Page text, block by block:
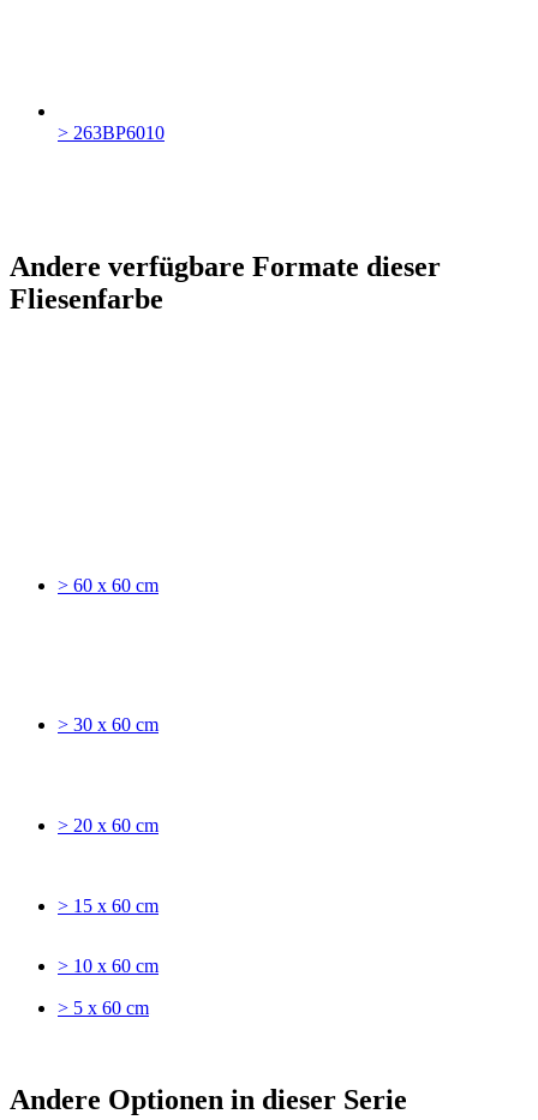
> 263BP6010
Andere verfügbare Formate dieser
Fliesenfarbe
> 60 x 60 cm
> 30 x 60 cm
> 20 x 60 cm
> 15 x 60 cm
> 10 x 60 cm
> 5 x 60 cm
Andere Optionen in dieser Serie